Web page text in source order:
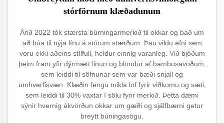
stórförnum klæðadunum
Árið 2022 tók stærsta búrningarmerkið til okkar og bað um
að búa til nýja línu á stórum stærðum. Þau vildu efni sem
voru ekki aðeins stílfull, heldur einnig varanleg. Við bjóðum
þeim fram yfir dýrmætt linun og blöndur af bambusavöðum,
sem leiddi til söfnunar sem var bæði snjall og
umhverfisvæn. Klæðin fengu mikla lof fyrir viðkomu og sæti,
sem leiddi til 30% vaxtar í sölu fyrir merkið. Þetta dæmi
sýnir hvernig ákvörðun okkar um gæði og sjálfbærni getur
breytt búningasögu.